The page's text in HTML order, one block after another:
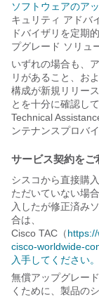
ソフトウェアのア
キュリティ アドバ
ドバイザリを定期
プグレード ソリュ
いずれの場合も、
リがあること、お
構成が新規リリー
とを十分に確認し
Technical
ンテナンスプロバ
サービス契約を
シスコから直接購
ただいていない場
入したが修正済み
合は、
Cisco TAC（
cisco-worldwide-
入手してください。
無償アップグレー
くために、製品の